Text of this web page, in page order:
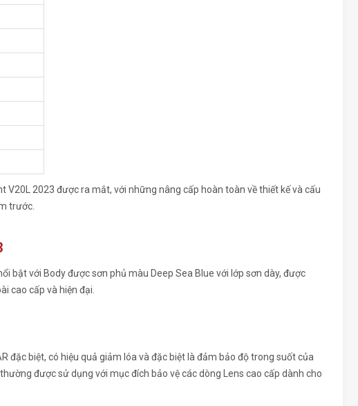
V20L 2023 được ra mắt, với những nâng cấp hoàn toàn về thiết kế và cấu
trước.
bật với Body được sơn phủ màu Deep Sea Blue với lớp sơn dày, được
cao cấp và hiện đại.
đặc biệt, có hiệu quả giảm lóa và đặc biệt là đảm bảo độ trong suốt của
được sử dụng với mục đích bảo vệ các dòng Lens cao cấp dành cho